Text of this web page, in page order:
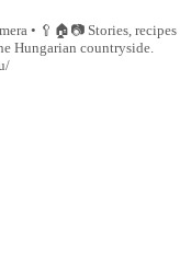
• 🥄🏠📷Stories, recipes
Hungarian countryside.